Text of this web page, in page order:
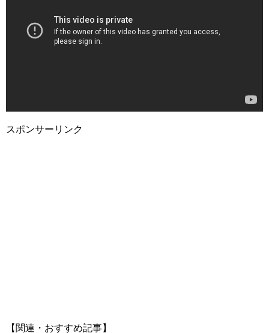
スポンサーリンク
【関連・おすすめ記事】